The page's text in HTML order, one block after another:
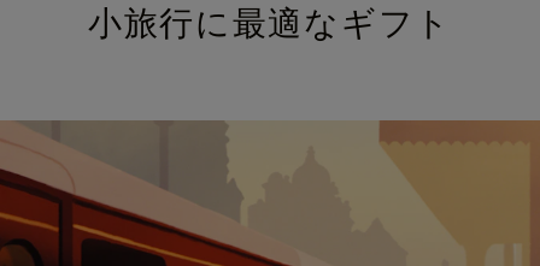
小旅行に最適なギフト